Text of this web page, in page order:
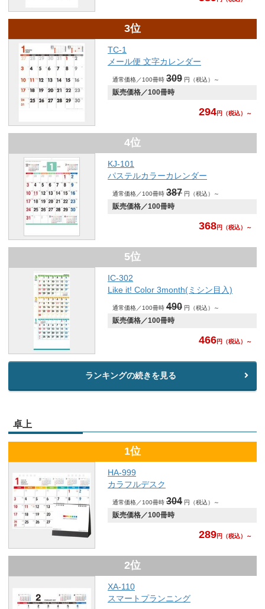
3位
TC-1
メール便 文字カレンダー
通常価格／100冊時 309 円（税込）～
販売価格／100冊時
294円 （税込）～
4位
KJ-101
パステルカラーカレンダー
通常価格／100冊時 387 円（税込）～
販売価格／100冊時
368円 （税込）～
5位
IC-302
Like it! Color 3month(ミシン目入)
通常価格／100冊時 490 円（税込）～
販売価格／100冊時
466円 （税込）～
ランキングの続きを見る
卓上
1位
HA-999
カラフルデスク
通常価格／100冊時 304 円（税込）～
販売価格／100冊時
289円 （税込）～
2位
XA-110
スマートプランニング